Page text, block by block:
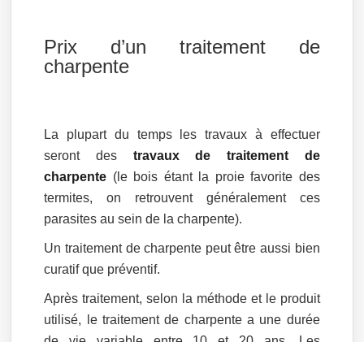
Prix d’un traitement de
charpente
La plupart du temps les travaux à effectuer
seront des travaux de traitement de
charpente (le bois étant la proie favorite des
termites, on retrouvent généralement ces
parasites au sein de la charpente).
Un traitement de charpente peut être aussi bien
curatif que préventif.
Après traitement, selon la méthode et le produit
utilisé, le traitement de charpente a une durée